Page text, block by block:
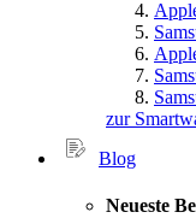
zur
Blog
Neueste